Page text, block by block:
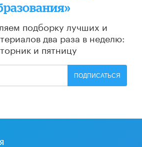
подборку лучших и
два раза в неделю:
и пятницу
ПОДПИСАТЬСЯ